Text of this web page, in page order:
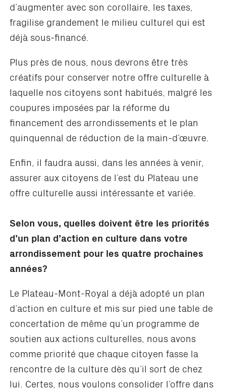
d’augmenter avec son corollaire, les taxes,
fragilise grandement le milieu culturel qui est
déjà sous-financé.
Plus près de nous, nous devrons être très
créatifs pour conserver notre offre culturelle à
laquelle nos citoyens sont habitués, malgré les
coupures imposées par la réforme du
financement des arrondissements et le plan
quinquennal de réduction de la main-d’œuvre.
Enfin, il faudra aussi, dans les années à venir,
assurer aux citoyens de l’est du Plateau une
offre culturelle aussi intéressante et variée.
Selon vous, quelles doivent être les priorités
d’un plan d’action en culture dans votre
arrondissement pour les quatre prochaines
années?
Le Plateau-Mont-Royal a déjà adopté un plan
d’action en culture et mis sur pied une table de
concertation de même qu’un programme de
soutien aux actions culturelles, nous avons
comme priorité que chaque citoyen fasse la
rencontre de la culture dès qu’il sort de chez
lui. Certes, nous voulons consolider l’offre dans